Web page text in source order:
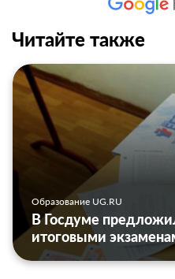
Читайте также
Образование UG.RU
В Госдуме
итоговыми